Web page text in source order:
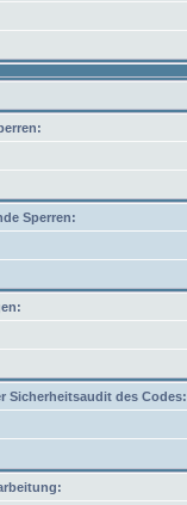
Sperren:
Sicherheitsaudit des Codes: